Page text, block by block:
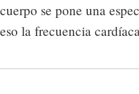
cuerpo se pone una
eso la frecuencia